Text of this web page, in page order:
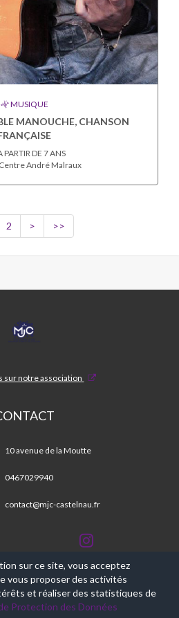
MUSIQUE
MANOUCHE, CHANSON
PARTIR DE 7 ANS
André Malraux
2 > >>
MJC
CASTELNAU
sur notre association
10 avenue de la Moutte
0467029940
contact@mjc-castelnau.fr
est propulsé par Aniapps.fr
CGV
sur ce site, vous acceptez
vous proposer des activités
et réaliser des statistiques de
Protection des Données